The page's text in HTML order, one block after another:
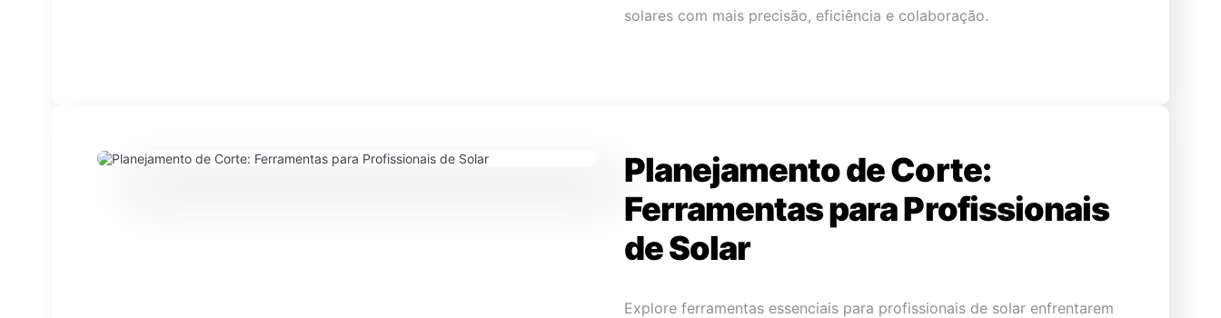
solares com mais precisão, eficiência e colaboração.
Planejamento de Corte:
Ferramentas para Profissionais
de Solar
Explore ferramentas essenciais para profissionais de solar enfrentarem